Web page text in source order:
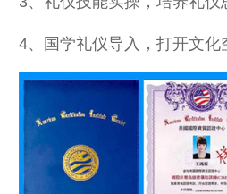
4、国学礼仪导入，打开文化